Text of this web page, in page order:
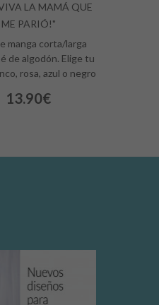
LA MAMÁ QUE
ME PARIÓ!"
manga corta/larga
de algodón. Elige tu
rosa, azul o negro
13.90€